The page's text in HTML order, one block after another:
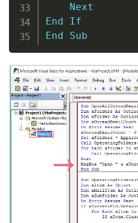
Next
End
If
End
Sub